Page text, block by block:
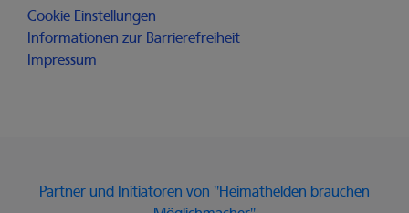
Cookie Einstellungen
Informationen zur Barrierefreiheit
Impressum
Partner und Initiatoren von "Heimathelden brauchen